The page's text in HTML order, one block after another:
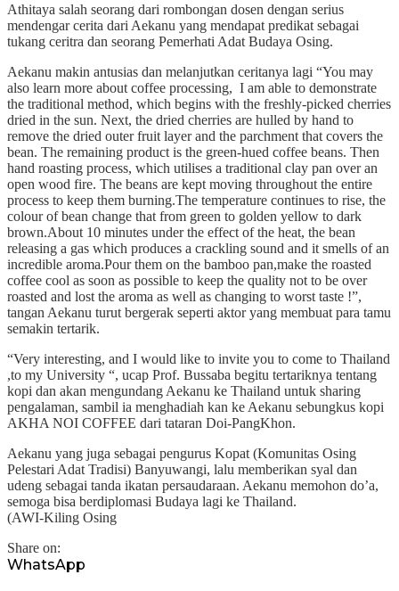
Athitaya salah seorang dari rombongan dosen dengan serius
mendengar cerita dari Aekanu yang mendapat predikat sebagai
tukang ceritra dan seorang Pemerhati Adat Budaya Osing.
Aekanu makin antusias dan melanjutkan ceritanya lagi “You may
also learn more about coffee processing, I am able to demonstrate
the traditional method, which begins with the freshly-picked cherries
dried in the sun. Next, the dried cherries are hulled by hand to
remove the dried outer fruit layer and the parchment that covers the
bean. The remaining product is the green-hued coffee beans. Then
hand roasting process, which utilises a traditional clay pan over an
open wood fire. The beans are kept moving throughout the entire
process to keep them burning.The temperature continues to rise, the
colour of bean change that from green to golden yellow to dark
brown.About 10 minutes under the effect of the heat, the bean
releasing a gas which produces a crackling sound and it smells of an
incredible aroma.Pour them on the bamboo pan,make the roasted
coffee cool as soon as possible to keep the quality not to be over
roasted and lost the aroma as well as changing to worst taste !”,
tangan Aekanu turut bergerak seperti aktor yang membuat para tamu
semakin tertarik.
“Very interesting, and I would like to invite you to come to Thailand
,to my University “, ucap Prof. Bussaba begitu tertariknya tentang
kopi dan akan mengundang Aekanu ke Thailand untuk sharing
pengalaman, sambil ia menghadiah kan ke Aekanu sebungkus kopi
AKHA NOI COFFEE dari tataran Doi-PangKhon.
Aekanu yang juga sebagai pengurus Kopat (Komunitas Osing
Pelestari Adat Tradisi) Banyuwangi, lalu memberikan syal dan
udeng sebagai tanda ikatan persaudaraan. Aekanu memohon do’a,
semoga bisa berdiplomasi Budaya lagi ke Thailand.
(AWI-Kiling Osing
Share on:
WhatsApp